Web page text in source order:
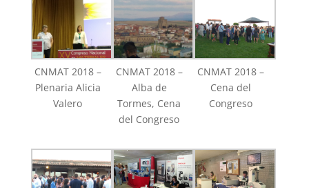
CNMAT 2018 –
Plenaria Alicia
Valero
CNMAT 2018 –
Alba de
Tormes, Cena
del Congreso
CNMAT 2018 –
Cena del
Congreso